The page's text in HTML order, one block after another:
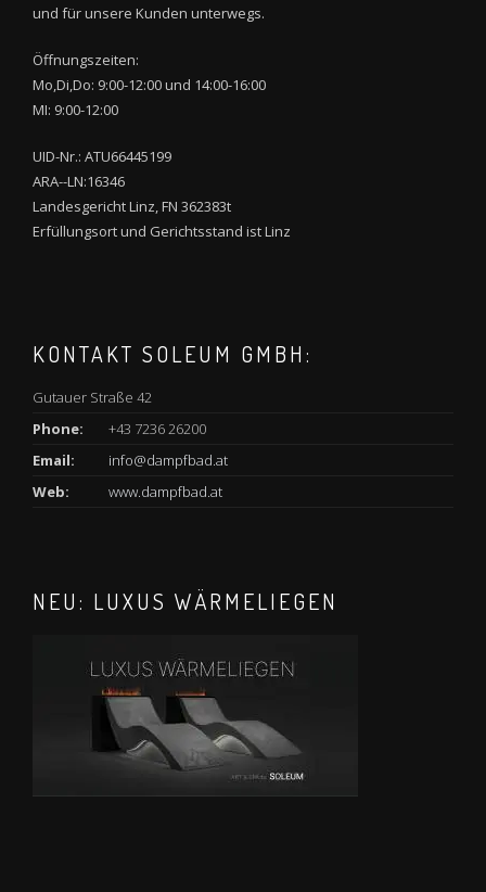
und für unsere Kunden unterwegs.
Öffnungszeiten:
Mo,Di,Do: 9:00-12:00 und 14:00-16:00
MI: 9:00-12:00
UID-Nr.: ATU66445199
ARA--LN:16346
Landesgericht Linz, FN 362383t
Erfüllungsort und Gerichtsstand ist Linz
KONTAKT SOLEUM GMBH:
Gutauer Straße 42
Phone:
+43 7236 26200
Email:
info@dampfbad.at
Web:
www.dampfbad.at
NEU: LUXUS WÄRMELIEGEN